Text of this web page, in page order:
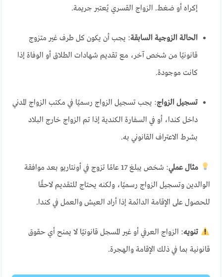
إكراه أو ضغط. الزواج القسري يُعتبر جريمة.
الحالة الزوجية السابقة: يجب أن يكون كل طرف غير متزوج
قانونيًا من شخص آخر، مع تقديم شهادات الطلاق أو الوفاة إذا
كانت موجودة.
تسجيل الزواج: يجب تسجيل الزواج رسميًا في مكتب الزواج المدني
داخل كندا، أو في السفارة الكندية إذا تم الزواج خارج البلاد
بشرط الاعتراف القانوني به.
مثال عملي
: شخص يبلغ 17 عامًا تزوج في أونتاريو بعد موافقة
الوالدين وتسجيل الزواج رسميًا، ولكنه يحتاج للتقديم لاحقًا
للحصول على الإقامة الدائمة إذا أراد العيش والعمل في كندا.
تنويه: الزواج العرفي أو غير المسجل قانونيًا لا يمنح أي حقوق
قانونية بما في ذلك الإقامة والهجرة.